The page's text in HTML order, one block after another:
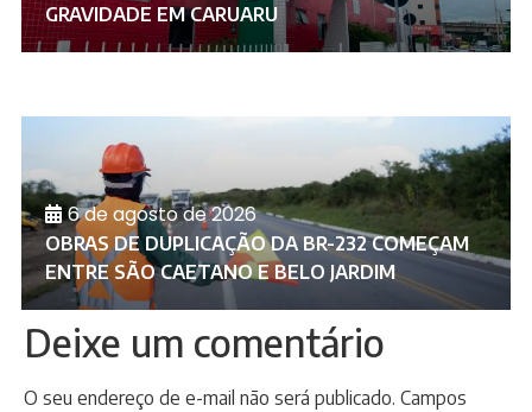
GRAVIDADE EM CARUARU
6 de agosto de 2026
OBRAS DE DUPLICAÇÃO DA BR-232 COMEÇAM
ENTRE SÃO CAETANO E BELO JARDIM
Deixe um comentário
O seu endereço de e-mail não será publicado. Campos